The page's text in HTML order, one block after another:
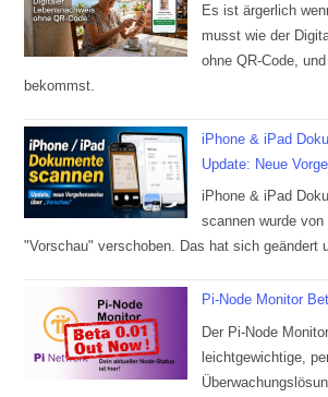
Es ist ärgerlich
musst wie der
ohne QR-Code,
bekommst.
iPhone & iPad
Update: Neue
iPhone & iPad
scannen wurde
"Vorschau" verschoben. Das hat sich geändert
Pi-Node Monitor
Der Pi-Node
leichtgewichtige,